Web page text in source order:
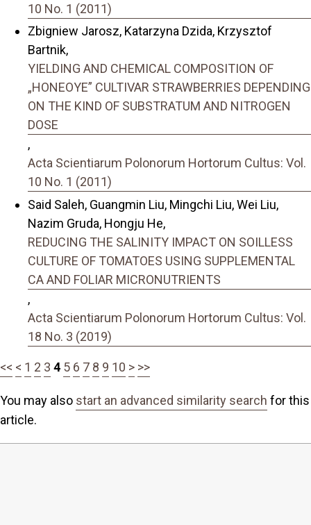
10 No. 1 (2011)
Zbigniew Jarosz, Katarzyna Dzida, Krzysztof
Bartnik,
YIELDING AND CHEMICAL COMPOSITION OF
„HONEOYE” CULTIVAR STRAWBERRIES DEPENDING
ON THE KIND OF SUBSTRATUM AND NITROGEN
DOSE
,
Acta Scientiarum Polonorum Hortorum Cultus: Vol.
10 No. 1 (2011)
Said Saleh, Guangmin Liu, Mingchi Liu, Wei Liu,
Nazim Gruda, Hongju He,
REDUCING THE SALINITY IMPACT ON SOILLESS
CULTURE OF TOMATOES USING SUPPLEMENTAL
CA AND FOLIAR MICRONUTRIENTS
,
Acta Scientiarum Polonorum Hortorum Cultus: Vol.
18 No. 3 (2019)
<< < 1 2 3 4 5 6 7 8 9 10 > >>
You may also start an advanced similarity search for this
article.